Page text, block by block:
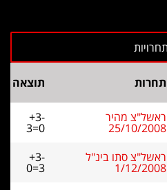
תחרות תוצאה
ראשל"צ מהיר
25/10/2008
+3-
3=0
ראשל"צ סתו בינ"ל
1/12/2008
+3-
0=3